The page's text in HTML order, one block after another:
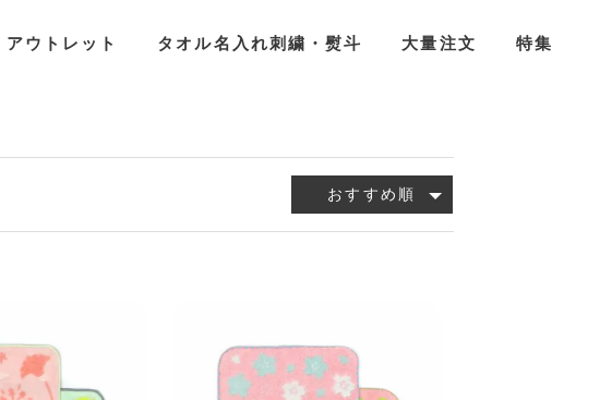
アウトレット タオル名入れ刺繍・熨斗 大量注文 特集
おすすめ順